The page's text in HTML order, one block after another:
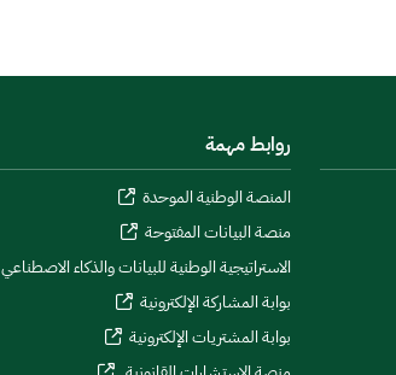
روابط مهمة
المنصة الوطنية الموحدة
منصة البيانات المفتوحة
الاستراتيجية الوطنية للبيانات والذكاء الاصطناعي
بوابة المشاركة الإلكترونية
بوابة المشتريات الإلكترونية